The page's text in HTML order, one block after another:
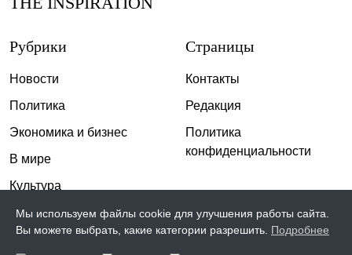
Рубрики
Новости
Политика
Экономика и бизнес
В мире
Культура
Спорт
Страницы
Контакты
Редакция
Политика
конфиденциальности
Мы используем файлы cookie для улучшения работы сайта.
Вы можете выбрать, какие категории разрешить. Подробнее